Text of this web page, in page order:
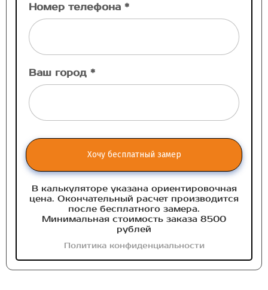
Номер телефона *
Ваш город *
Хочу бесплатный замер
В калькуляторе указана ориентировочная
цена. Окончательный расчет производится
после бесплатного замера.
Минимальная стоимость заказа 8500
рублей
Политика конфиденциальности